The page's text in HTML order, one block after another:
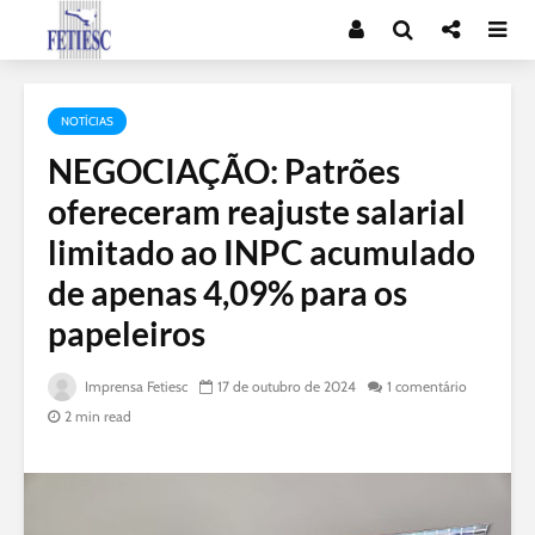
NOTÍCIAS
NEGOCIAÇÃO: Patrões
ofereceram reajuste salarial
limitado ao INPC acumulado
de apenas 4,09% para os
papeleiros
Imprensa Fetiesc 17 de outubro de 2024
1 comentário
2 min read